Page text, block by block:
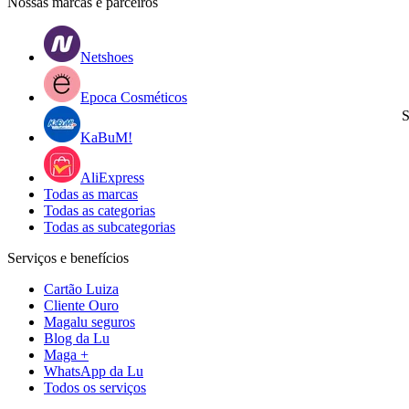
Netshoes
Epoca Cosméticos
KaBuM!
AliExpress
Todas as marcas
Todas as categorias
Todas as subcategorias
Serviços e benefícios
Cartão Luiza
Cliente Ouro
Magalu seguros
Blog da Lu
Maga +
WhatsApp da Lu
Todos os serviços